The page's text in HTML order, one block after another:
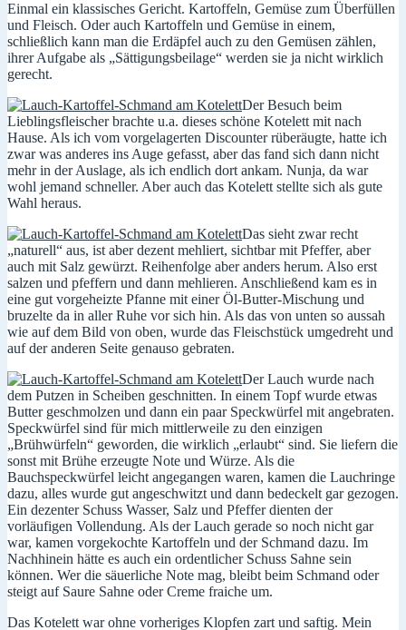
Einmal ein klassisches Gericht. Kartoffeln, Gemüse zum Überfüllen
und Fleisch. Oder auch Kartoffeln und Gemüse in einem,
schließlich kann man die Erdäpfel auch zu den Gemüsen zählen,
ihrer Aufgabe als „Sättigungsbeilage“ werden sie ja nicht wirklich
gerecht.
Der Besuch beim
Lieblingsfleischer brachte u.a. dieses schöne Kotelett mit nach
Hause. Als ich vom vorgelagerten Discounter rüberäugte, hatte ich
zwar was anderes ins Auge gefasst, aber das fand sich dann nicht
mehr in der Auslage, als ich endlich dort ankam. Nunja, da war
wohl jemand schneller. Aber auch das Kotelett stellte sich als gute
Wahl heraus.
Das sieht zwar recht
„naturell“ aus, ist aber dezent mehliert, sichtbar mit Pfeffer, aber
auch mit Salz gewürzt. Reihenfolge aber anders herum. Also erst
salzen und pfeffern und dann mehlieren. Anschließend kam es in
eine gut vorgeheizte Pfanne mit einer Öl-Butter-Mischung und
bruzelte da in aller Ruhe vor sich hin. Als das von unten so aussah
wie auf dem Bild von oben, wurde das Fleischstück umgedreht und
auf der anderen Seite genauso gebraten.
Der Lauch wurde nach
dem Putzen in Scheiben geschnitten. In einem Topf wurde etwas
Butter geschmolzen und dann ein paar Speckwürfel mit angebraten.
Speckwürfel sind für mich mittlerweile zu den einzigen
„Brühwürfeln“ geworden, die wirklich „erlaubt“ sind. Sie liefern die
sonst mit Brühe erzeugte Note und Würze. Als die
Bauchspeckwürfel leicht angegangen waren, kamen die Lauchringe
dazu, alles wurde gut angeschwitzt und dann bedeckelt gar gezogen.
Ein dezenter Schuss Wasser, Salz und Pfeffer dienten der
vorläufigen Vollendung. Als der Lauch gerade so noch nicht gar
war, kamen vorgekochte Kartoffeln und der Schmand dazu. Im
Nachhinein hätte es auch ein ordentlicher Schuss Sahne sein
können. Wer die säuerliche Note mag, bleibt beim Schmand oder
steigt auf Saure Sahne oder Creme fraiche um.
Das Kotelett war ohne vorheriges Klopfen zart und saftig. Mein